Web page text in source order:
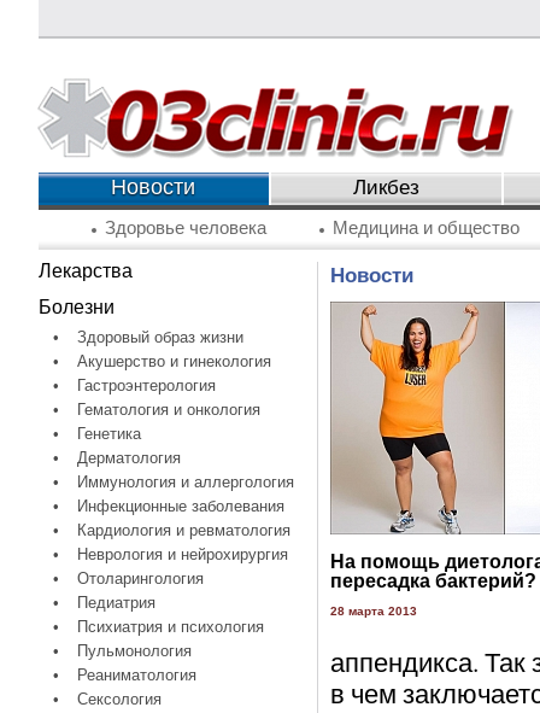
Новости Ликбез
Здоровье человека Медицина и общество
Лекарства
Болезни
•
Здоровый образ жизни
•
Акушерство и гинекология
•
Гастроэнтерология
•
Гематология и онкология
•
Генетика
•
Дерматология
•
Иммунология и аллергология
•
Инфекционные заболевания
•
Кардиология и ревматология
•
Неврология и нейрохирургия
•
Отоларингология
•
Педиатрия
•
Психиатрия и психология
•
Пульмонология
•
Реаниматология
•
Сексология
Новости
На помощь
пересадка бактерий?
28 марта 2013
аппендикса.
в чем